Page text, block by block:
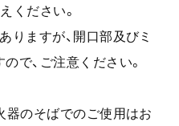
ください。
りますが、開口部及びミ
で、ご注意ください。
器のそばでのご使用はお